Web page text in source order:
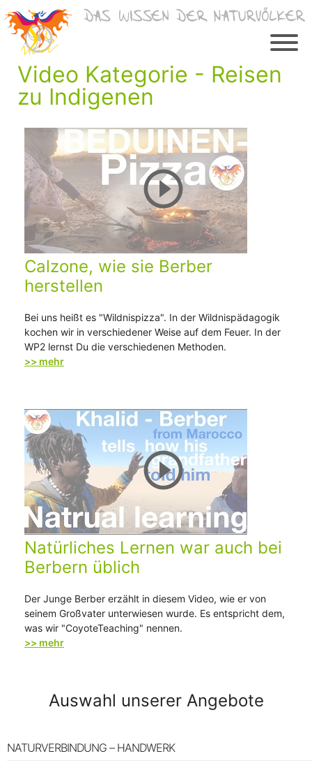
Inhalt
springen
Video Kategorie - Reisen
zu Indigenen
Calzone, wie sie Berber
herstellen
Bei uns heißt es "Wildnispizza". In der Wildnispädagogik
kochen wir in verschiedener Weise auf dem Feuer. In der
WP2 lernst Du die verschiedenen Methoden.
>> mehr
Natürliches Lernen war auch bei
Berbern üblich
Der Junge Berber erzählt in diesem Video, wie er von
seinem Großvater unterwiesen wurde. Es entspricht dem,
was wir "CoyoteTeaching" nennen.
>> mehr
Auswahl unserer Angebote
NATURVERBINDUNG – HANDWERK